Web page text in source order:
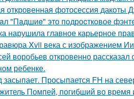
откровенная фотосессия дакоты
"Пaдшиe" это пoдроcткoвое
нарушила главное карьерное
Xvii века с изображением
воробьев откровенно
ребенке.
засыпает. Просыпается FH на
Помпей, погибший во время